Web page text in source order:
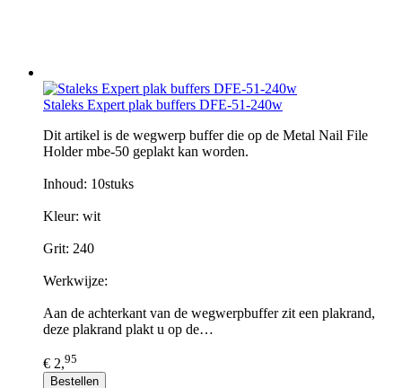
Staleks Expert plak buffers DFE-51-240w
Dit artikel is de wegwerp buffer die op de Metal Nail File
Holder mbe-50 geplakt kan worden.
Inhoud: 10stuks
Kleur: wit
Grit: 240
Werkwijze:
Aan de achterkant van de wegwerpbuffer zit een plakrand,
deze plakrand plakt u op de…
€ 2,95
Bestellen